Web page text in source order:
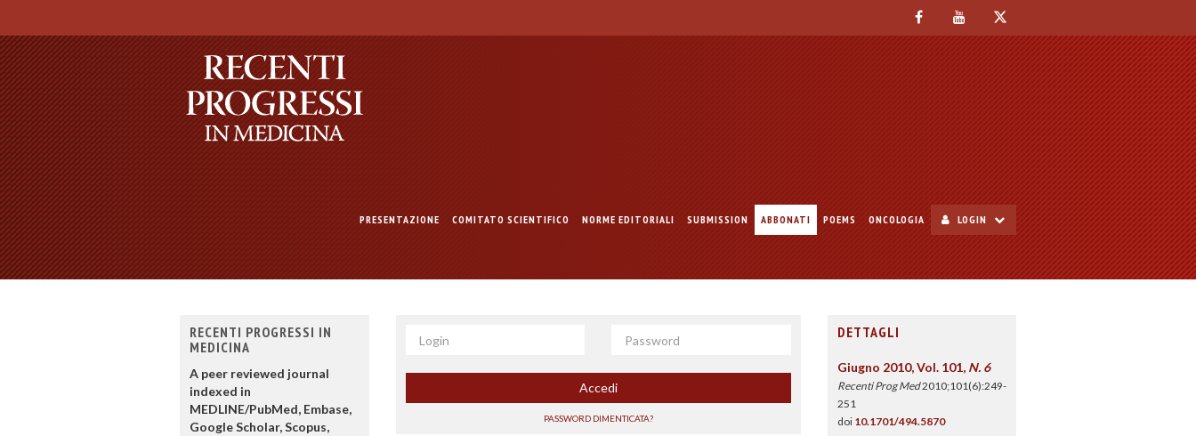
PRESENTAZIONE COMITATO SCIENTIFICO NORME EDITORIALI SUBMISSION ABBONATI POEMS ONCOLOGIA LOGIN
Accedi
PASSWORD DIMENTICATA?
RECENTI PROGRESSI IN
MEDICINA
A peer reviewed journal
indexed in
MEDLINE/PubMed, Embase,
Google Scholar, Scopus,
DETTAGLI
Giugno 2010, Vol. 101, N. 6
Recenti Prog Med2010;101(6):249-
251
doi 10.1701/494.5870